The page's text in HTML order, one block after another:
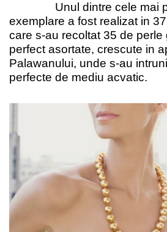
Unul dintre cele mai
exemplare a fost realizat in
care s-au recoltat 35 de perle
perfect asortate, crescute in
Palawanului, unde s-au
perfecte de mediu acvatic.